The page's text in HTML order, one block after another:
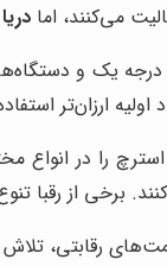
می‌کنند، اما
درجه یک و
اولیه ارزان‌تر
برخی از رقبا
رقابتی،